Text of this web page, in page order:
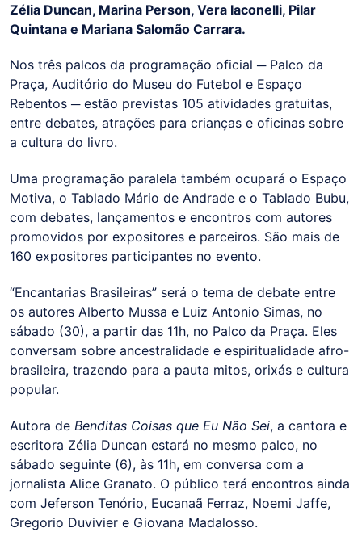
Zélia Duncan, Marina Person, Vera Iaconelli, Pilar
Quintana e Mariana Salomão Carrara.
Nos três palcos da programação oficial ─ Palco da
Praça, Auditório do Museu do Futebol e Espaço
Rebentos ─ estão previstas 105 atividades gratuitas,
entre debates, atrações para crianças e oficinas sobre
a cultura do livro.
Uma programação paralela também ocupará o Espaço
Motiva, o Tablado Mário de Andrade e o Tablado Bubu,
com debates, lançamentos e encontros com autores
promovidos por expositores e parceiros. São mais de
160 expositores participantes no evento.
“Encantarias Brasileiras” será o tema de debate entre
os autores Alberto Mussa e Luiz Antonio Simas, no
sábado (30), a partir das 11h, no Palco da Praça. Eles
conversam sobre ancestralidade e espiritualidade afro-
brasileira, trazendo para a pauta mitos, orixás e cultura
popular.
Autora de Benditas Coisas que Eu Não Sei, a cantora e
escritora Zélia Duncan estará no mesmo palco, no
sábado seguinte (6), às 11h, em conversa com a
jornalista Alice Granato. O público terá encontros ainda
com Jeferson Tenório, Eucanaã Ferraz, Noemi Jaffe,
Gregorio Duvivier e Giovana Madalosso.